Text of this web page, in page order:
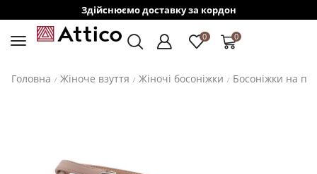
Здійснюємо доставку за кордон
0 0
Головна / Жіноче взуття / Жіночі босоніжки / Босоніжки на